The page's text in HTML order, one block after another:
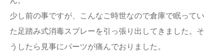
少し前の事ですが、こんなご時世なので倉庫で眠ってい
た足踏み式消毒スプレーを引っ張り出してきました。そ
うしたら見事にパーツが痛んでおりました。